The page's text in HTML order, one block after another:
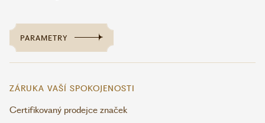
PARAMETRY
ZÁRUKA VAŠÍ SPOKOJENOSTI
Certifikovaný prodejce značek